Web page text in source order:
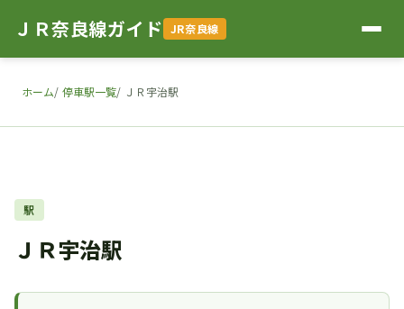
ＪＲ奈良線ガイド JR奈良線
ホーム 停車駅一覧 ＪＲ宇治駅
駅
ＪＲ宇治駅